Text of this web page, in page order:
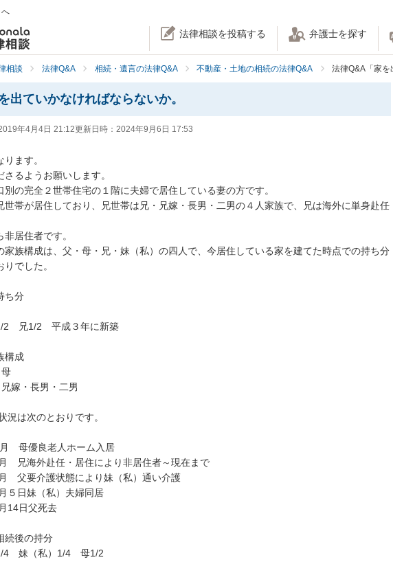
法律相談を投稿する 弁護士を探す
相談 法律Q&A 相続・遺言の法律Q&A 不動産・土地の相続の法律Q&A 法律Q&A「家を
出ていかなければならないか。
年4月4日 21:12更新日時： 2024年9月6日 17:53
ます。
さるようお願いします。
別の完全２世帯住宅の１階に夫婦で居住している妻の方です。
世帯が居住しており、兄世帯は兄・兄嫁・長男・二男の４人家族で、兄は海外に単身赴任
非居住者です。
家族構成は、父・母・兄・妹（私）の四人で、今居住している家を建てた時点での持ち分
でした。
ち分
2　兄1/2　平成３年に新築
構成
嫁・長男・二男
　母優良老人ホーム入居
　兄海外赴任・居住により非居住者～現在まで
　父要介護状態により妹（私）通い介護
５日妹（私）夫婦同居
14日父死去
続後の持分
4　妹（私）1/4　母1/2